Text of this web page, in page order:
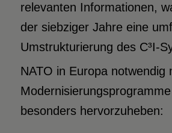
relevanten Informationen,
der siebziger Jahre eine
Umstrukturierung des C³I-
NATO in Europa notwendig
Modernisierungsprogramme
besonders hervorzuheben: